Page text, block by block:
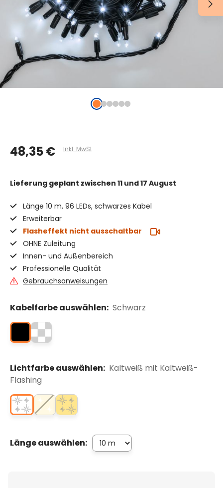
48,35 € Inkl. MwSt
Lieferung geplant zwischen 11 und 17 August
Länge 10 m, 96 LEDs, schwarzes Kabel
Erweiterbar
Flasheffekt nicht ausschaltbar
OHNE Zuleitung
Innen- und Außenbereich
Professionelle Qualität
Gebrauchsanweisungen
Kabelfarbe auswählen: Schwarz
Lichtfarbe auswählen: Kaltweiß mit Kaltweiß-
Flashing
Länge auswählen: